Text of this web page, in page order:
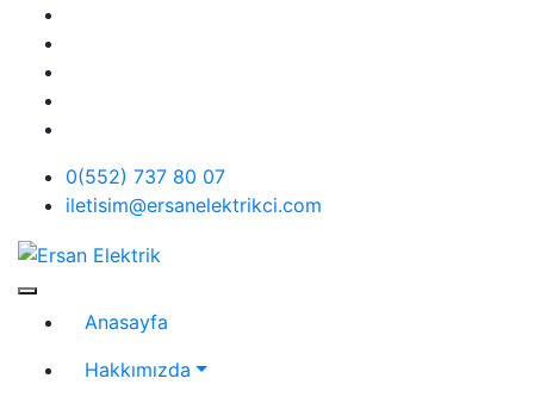
content
0(552) 737 80 07
iletisim@ersanelektrikci.com
Ersan Elektrik
Elektrik | Otomasyon
Anasayfa
Hakkımızda